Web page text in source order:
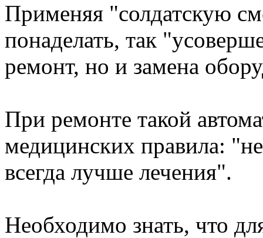
Применяя "солдатскую
понаделать, так
ремонт, но и замена
При ремонте такой
медицинских правила:
всегда лучше лечения".
Необходимо знать, что